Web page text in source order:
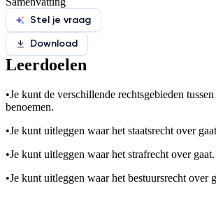
Stel je vraag
Download
Leerdoelen
•Je kunt de verschillende rechtsgebieden
benoemen.
•Je kunt uitleggen waar het staatsrecht over
•Je kunt uitleggen waar het strafrecht over gaat.
•Je kunt uitleggen waar het bestuursrecht over